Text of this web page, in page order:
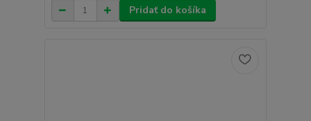
Pridať do košíka